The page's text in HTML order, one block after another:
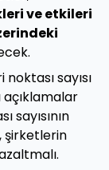
ve etkileri
sayısı
sayısının
şirketlerin